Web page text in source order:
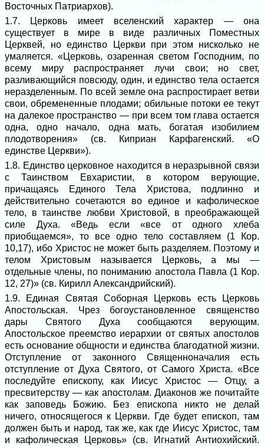
Восточных Патриархов).
1.7. Церковь имеет вселенский характер ― она
существует в мире в виде различных Поместных
Церквей, но единство Церкви при этом нисколько не
умаляется. «Церковь, озаренная светом Господним, по
всему миру распространяет лучи свои; но свет,
разливающийся повсюду, один, и единство тела остается
неразделенным. По всей земле она распростирает ветви
свои, обремененные плодами; обильные потоки ее текут
на далекое пространство — при всем том глава остается
одна, одно начало, одна мать, богатая изобилием
плодотворения» (св. Киприан Карфагенский. «О
единстве Церкви»).
1.8. Единство церковное находится в неразрывной связи
с Таинством Евхаристии, в котором верующие,
причащаясь Единого Тела Христова, подлинно и
действительно сочетаются во единое и кафолическое
тело, в таинстве любви Христовой, в преображающей
силе Духа. «Ведь если «все от одного хлеба
приобщаемся», то все одно тело составляем (1 Кор.
10,17), ибо Христос не может быть разделяем. Поэтому и
телом Христовым называется Церковь, а мы ―
отдельные члены, по пониманию апостола Павла (1 Кор.
12, 27)» (св. Кирилл Александрийский).
1.9. Единая Святая Соборная Церковь есть Церковь
Апостольская. Чрез богоустановленное священство
дары Святого Духа сообщаются верующим.
Апостольское преемство иерархии от святых апостолов
есть основание общности и единства благодатной жизни.
Отступление от законного Священноначалия есть
отступление от Духа Святого, от Самого Христа. «Все
последуйте епископу, как Иисус Христос ― Отцу, а
пресвитерству ― как апостолам. Диаконов же почитайте
как заповедь Божию. Без епископа никто не делай
ничего, относящегося к Церкви. Где будет епископ, там
должен быть и народ, так же, как где Иисус Христос, там
и кафолическая Церковь» (cв. Игнатий Антиохийский.